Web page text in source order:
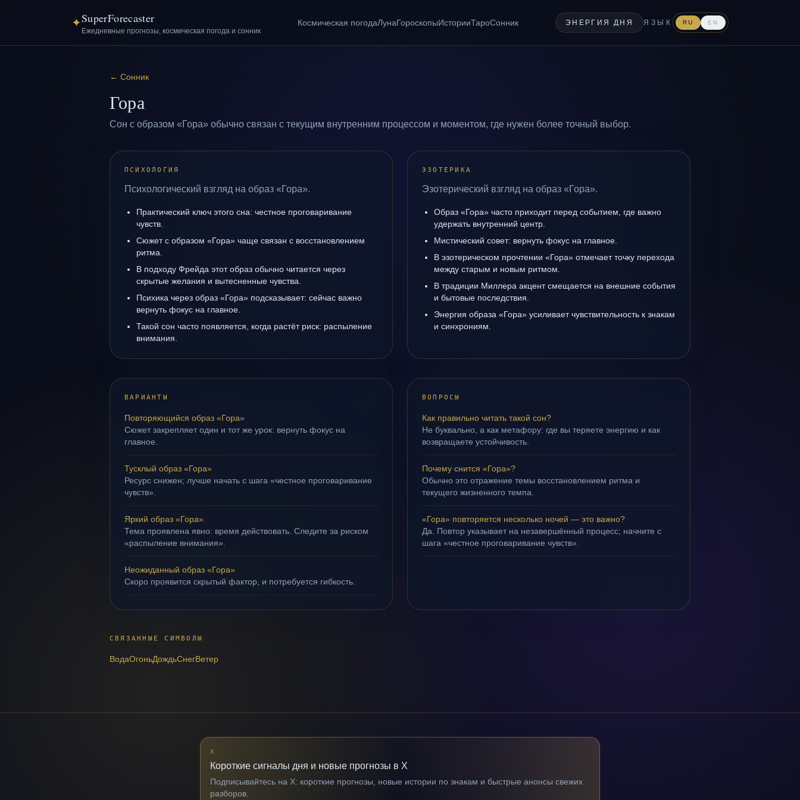
✦SuperForecaster
Ежедневные прогнозы, космическая погода и сонник
Космическая погодаЛунаГороскопыИсторииТароСонник ЭНЕРГИЯ ДНЯ ЯЗЫК RU EN
← Сонник
Гора
Сон с образом «Гора» обычно связан с текущим внутренним процессом и моментом, где нужен более точный выбор.
ПСИХОЛОГИЯ
Психологический взгляд на образ «Гора».
Практический ключ этого сна: честное проговаривание
чувств.
Сюжет с образом «Гора» чаще связан с восстановлением
ритма.
В подходу Фрейда этот образ обычно читается через
скрытые желания и вытесненные чувства.
Психика через образ «Гора» подсказывает: сейчас важно
вернуть фокус на главное.
Такой сон часто появляется, когда растёт риск: распыление
внимания.
ЭЗОТЕРИКА
Эзотерический взгляд на образ «Гора».
Образ «Гора» часто приходит перед событием, где важно
удержать внутренний центр.
Мистический совет: вернуть фокус на главное.
В эзотерическом прочтении «Гора» отмечает точку перехода
между старым и новым ритмом.
В традиции Миллера акцент смещается на внешние события
и бытовые последствия.
Энергия образа «Гора» усиливает чувствительность к знакам
и синхрониям.
ВАРИАНТЫ
Повторяющийся образ «Гора»
Сюжет закрепляет один и тот же урок: вернуть фокус на
главное.
Тусклый образ «Гора»
Ресурс снижен; лучше начать с шага «честное проговаривание
чувств».
Яркий образ «Гора»
Тема проявлена явно: время действовать. Следите за риском
«распыление внимания».
Неожиданный образ «Гора»
Скоро проявится скрытый фактор, и потребуется гибкость.
ВОПРОСЫ
Как правильно читать такой сон?
Не буквально, а как метафору: где вы теряете энергию и как
возвращаете устойчивость.
Почему снится «Гора»?
Обычно это отражение темы восстановлением ритма и
текущего жизненного темпа.
«Гора» повторяется несколько ночей — это важно?
Да. Повтор указывает на незавершённый процесс; начните с
шага «честное проговаривание чувств».
СВЯЗАННЫЕ СИМВОЛЫ
ВодаОгоньДождьСнегВетер
X
Короткие сигналы дня и новые прогнозы в X
Подписывайтесь на X: короткие прогнозы, новые истории по знакам и быстрые анонсы свежих
разборов.